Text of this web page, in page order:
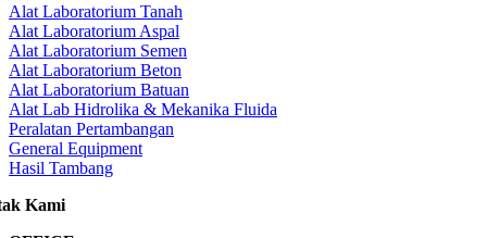
Alat Laboratorium Tanah
Alat Laboratorium Aspal
Alat Laboratorium Semen
Alat Laboratorium Beton
Alat Laboratorium Batuan
Alat Lab Hidrolika & Mekanika Fluida
Peralatan Pertambangan
General Equipment
Hasil Tambang
Kami